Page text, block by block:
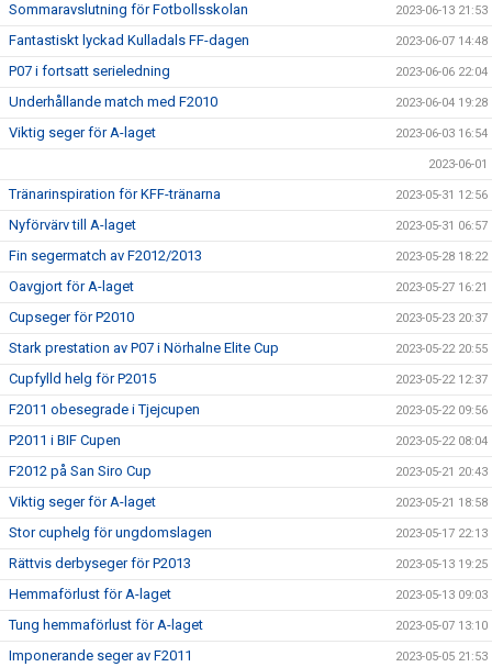
Sommaravslutning för Fotbollsskolan 2023-06-13 21:53
Fantastiskt lyckad Kulladals FF-dagen 2023-06-07 14:48
P07 i fortsatt serieledning 2023-06-06 22:04
Underhållande match med F2010 2023-06-04 19:28
Viktig seger för A-laget 2023-06-03 16:54
2023-06-01
Tränarinspiration för KFF-tränarna 2023-05-31 12:56
Nyförvärv till A-laget 2023-05-31 06:57
Fin segermatch av F2012/2013 2023-05-28 18:22
Oavgjort för A-laget 2023-05-27 16:21
Cupseger för P2010 2023-05-23 20:37
Stark prestation av P07 i Nörhalne Elite Cup 2023-05-22 20:55
Cupfylld helg för P2015 2023-05-22 12:37
F2011 obesegrade i Tjejcupen 2023-05-22 09:56
P2011 i BIF Cupen 2023-05-22 08:04
F2012 på San Siro Cup 2023-05-21 20:43
Viktig seger för A-laget 2023-05-21 18:58
Stor cuphelg för ungdomslagen 2023-05-17 22:13
Rättvis derbyseger för P2013 2023-05-13 19:25
Hemmaförlust för A-laget 2023-05-13 09:03
Tung hemmaförlust för A-laget 2023-05-07 13:10
Imponerande seger av F2011 2023-05-05 21:53